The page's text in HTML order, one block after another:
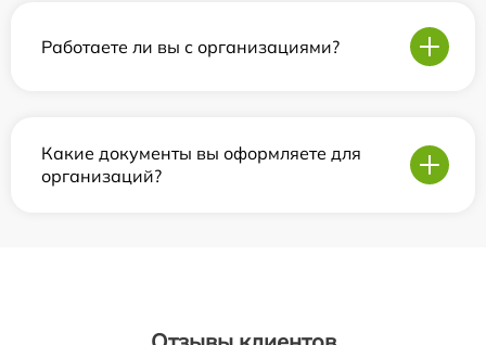
Работаете ли вы с организациями?
Какие документы вы оформляете для
организаций?